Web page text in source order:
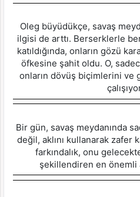
Oleg büyüdükçe, savaş
ilgisi de arttı. Berserklerle
katıldığında, onların gözü
öfkesine şahit oldu. O,
onların dövüş biçimlerini ve
Bir gün, savaş meydanında
değil, aklını kullanarak zafer
farkındalık, onu
şekillendiren en önemli